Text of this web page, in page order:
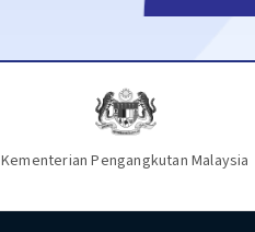
Kementerian Pengangkutan Malaysia